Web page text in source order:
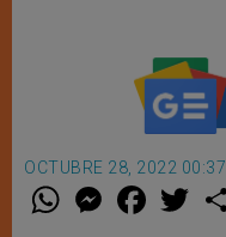
OCTUBRE 28, 2022 00:37
W M
e
F
a w